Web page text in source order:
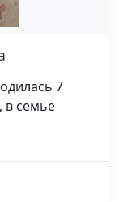
7
в семье